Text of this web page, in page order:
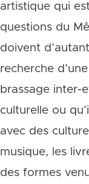
artistique qui
questions du
doivent
recherche
brassage inter-
culturelle ou
avec des
musique, les
des formes